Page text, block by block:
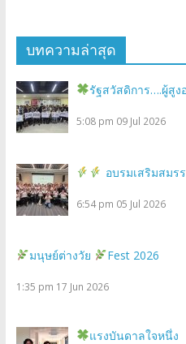
บทความล่าสุด
รัฐสวัสดิการ….ผู้สูง
5:08 pm 09 Jul 2026
อบรมเสริมสมร
6:54 pm 05 Jul 2026
มนุษย์ต่างวัย Fest 2026
1:35 pm 17 Jun 2026
แรงบันดาลใจหนึ่ง